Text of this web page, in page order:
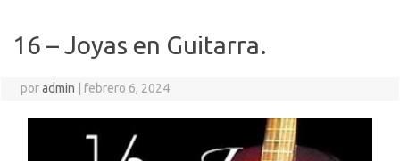
16 – Joyas en Guitarra.
poradmin febrero 6, 2024